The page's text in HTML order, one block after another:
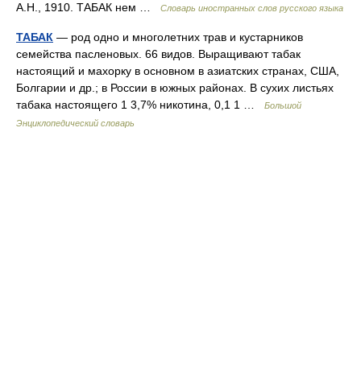
А.Н., 1910. ТАБАК нем …
Словарь иностранных слов русского языка
ТАБАК — род одно и многолетних трав и кустарников
семейства пасленовых. 66 видов. Выращивают табак
настоящий и махорку в основном в азиатских странах, США,
Болгарии и др.; в России в южных районах. В сухих листьях
табака настоящего 1 3,7% никотина, 0,1 1 …
Большой
Энциклопедический словарь